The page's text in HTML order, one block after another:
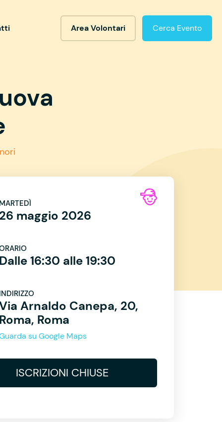
Area Volontari Cerca Evento
maggio 2026
16:30 alle 19:30
Arnaldo Canepa, 20,
Roma
su Google Maps
ISCRIZIONI CHIUSE